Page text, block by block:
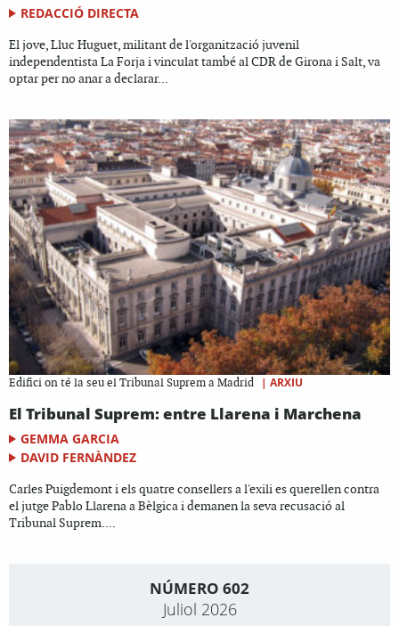
REDACCIÓ DIRECTA
El jove, Lluc Huguet, militant de l'organització juvenil
independentista La Forja i vinculat també al CDR de Girona i Salt, va
optar per no anar a declarar...
Edifici on té la seu el Tribunal Suprem a Madrid | ARXIU
El Tribunal Suprem: entre Llarena i Marchena
GEMMA GARCIA
DAVID FERNÀNDEZ
Carles Puigdemont i els quatre consellers a l'exili es querellen contra
el jutge Pablo Llarena a Bèlgica i demanen la seva recusació al
Tribunal Suprem....
NÚMERO 602
Juliol 2026